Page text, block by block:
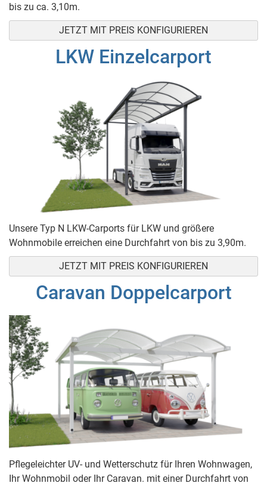
bis zu ca. 3,10m.
JETZT MIT PREIS KONFIGURIEREN
LKW Einzelcarport
Unsere Typ N LKW-Carports für LKW und größere
Wohnmobile erreichen eine Durchfahrt von bis zu 3,90m.
JETZT MIT PREIS KONFIGURIEREN
Caravan Doppelcarport
Pflegeleichter UV- und Wetterschutz für Ihren Wohnwagen,
Ihr Wohnmobil oder Ihr Caravan. mit einer Durchfahrt von